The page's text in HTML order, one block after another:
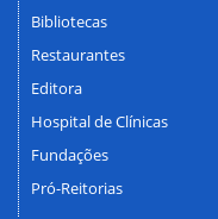
Bibliotecas
Restaurantes
Editora
Hospital de Clínicas
Fundações
Pró-Reitorias